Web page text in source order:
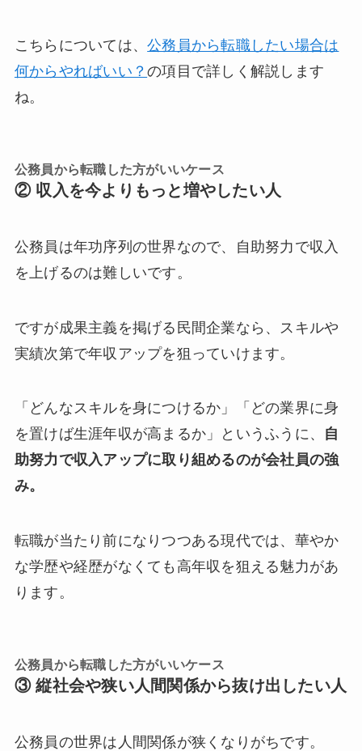
こちらについては、公務員から転職したい場合は
何からやればいい？の項目で詳しく解説します
ね。
公務員から転職した方がいいケース
② 収入を今よりもっと増やしたい人
公務員は年功序列の世界なので、自助努力で収入
を上げるのは難しいです。
ですが成果主義を掲げる民間企業なら、スキルや
実績次第で年収アップを狙っていけます。
「どんなスキルを身につけるか」「どの業界に身
を置けば生涯年収が高まるか」というふうに、 自
助努力で収入アップに取り組めるのが会社員の強
み。
転職が当たり前になりつつある現代では、華やか
な学歴や経歴がなくても高年収を狙える魅力があ
ります。
公務員から転職した方がいいケース
③ 縦社会や狭い人間関係から抜け出したい人
公務員の世界は人間関係が狭くなりがちです。